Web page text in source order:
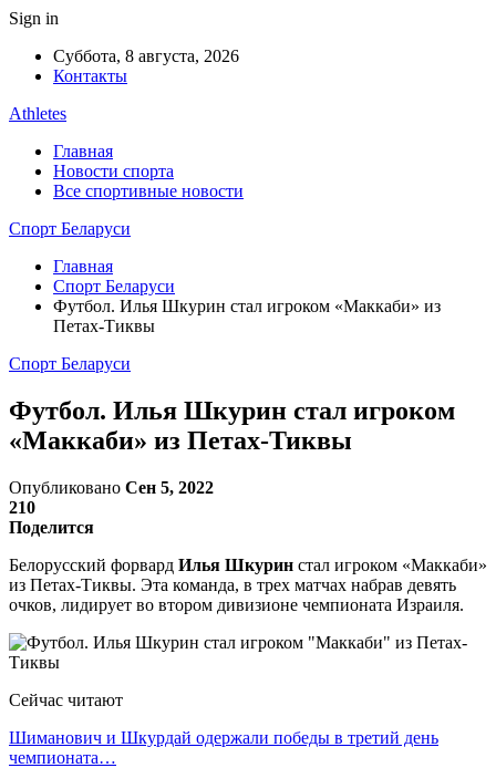
Sign in
Суббота, 8 августа, 2026
Контакты
Athletes
Главная
Новости спорта
Все спортивные новости
Спорт Беларуси
Главная
Спорт Беларуси
Футбол. Илья Шкурин стал игроком «Маккаби» из
Петах-Тиквы
Спорт Беларуси
Футбол. Илья Шкурин стал игроком
«Маккаби» из Петах-Тиквы
Опубликовано Сен 5, 2022
210
Поделится
Белорусский форвард Илья Шкурин стал игроком «Маккаби»
из Петах-Тиквы. Эта команда, в трех матчах набрав девять
очков, лидирует во втором дивизионе чемпионата Израиля.
Сейчас читают
Шиманович и Шкурдай одержали победы в третий день
чемпионата…